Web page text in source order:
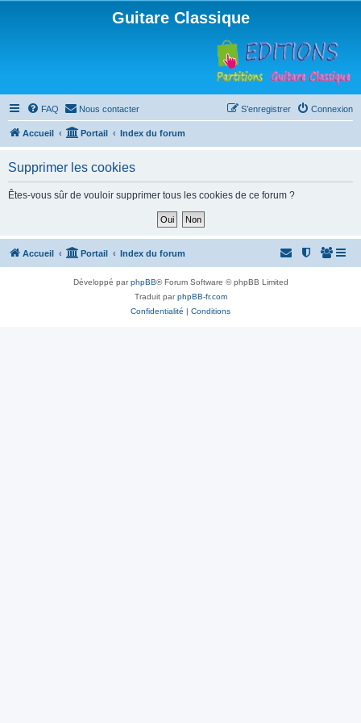
Guitare Classique
FAQ Nous contacter Connexion
S’enregistrer
Accueil Portail Index du forum
Supprimer les cookies
Êtes-vous sûr de vouloir supprimer tous les cookies de ce forum ?
Accueil Portail Index du forum
Développé parphpBB® Forum Software © phpBB Limited
Traduit parphpBB-fr.com
Confidentialité | Conditions